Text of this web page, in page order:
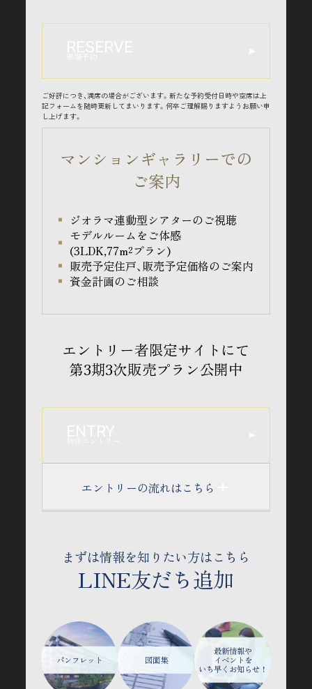
ご好評につき、満席の場合がございます。新たな予約受付日時や空席は上
記フォームを随時更新してまいります。何卒ご理解賜りますようお願い申
し上げます。
マンションギャラリーでの
ご案内
ジオラマ連動型シアターのご視聴
モデルルームをご体感
(3LDK,77m²プラン)
販売予定住戸、販売予定価格のご案内
資金計画のご相談
エントリー者限定サイトにて
第3期3次販売プラン公開中
エントリーの流れはこちら
ENTRY
エントリー後の流れ
1
資料閲覧マイページ
専用URLの送
付
まずは情報を知りたい方はこちら
LINE友だち追加
パンフレット 図面集
最新情報や
イベントを
いち早くお知らせ！